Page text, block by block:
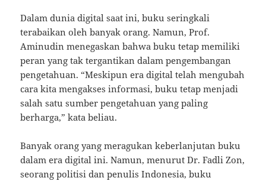
Dalam dunia digital saat ini, buku seringkali
terabaikan oleh banyak orang. Namun, Prof.
Aminudin menegaskan bahwa buku tetap memiliki
peran yang tak tergantikan dalam pengembangan
pengetahuan. “Meskipun era digital telah mengubah
cara kita mengakses informasi, buku tetap menjadi
salah satu sumber pengetahuan yang paling
berharga,” kata beliau.
Banyak orang yang meragukan keberlanjutan buku
dalam era digital ini. Namun, menurut Dr. Fadli Zon,
seorang politisi dan penulis Indonesia, buku